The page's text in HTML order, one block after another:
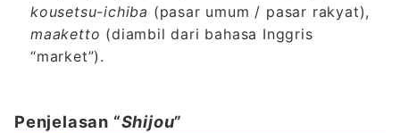
kousetsu-ichiba (pasar umum / pasar rakyat),
maaketto (diambil dari bahasa Inggris
“market”).
Penjelasan “Shijou”